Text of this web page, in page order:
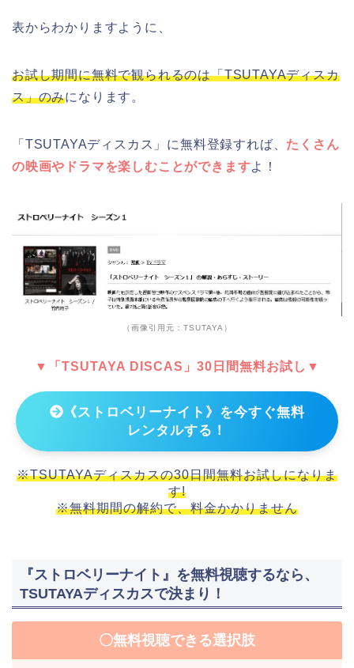
表からわかりますように、
お試し期間に無料で観られるのは「TSUTAYAディスカ
ス」のみになります。
「TSUTAYAディスカス」に無料登録すれば、 たくさん
の映画やドラマを楽しむことができますよ！
（画像引用元：TSUTAYA）
▼「TSUTAYA DISCAS」30日間無料お試し▼
《ストロベリーナイト》を今すぐ無料
レンタルする！
※TSUTAYAディスカスの30日間無料お試しになりま
す!
※無料期間の解約で、料金かかりません
『ストロベリーナイト』を無料視聴するなら、
TSUTAYAディスカスで決まり！
〇無料視聴できる選択肢